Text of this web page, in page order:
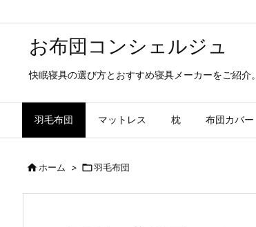
お布団コンシェルジュ
快眠寝具の選び方とおすすめ寝具メーカーをご紹介。
羽毛布団 マットレス 枕 布団カバー
ホーム > 羽毛布団